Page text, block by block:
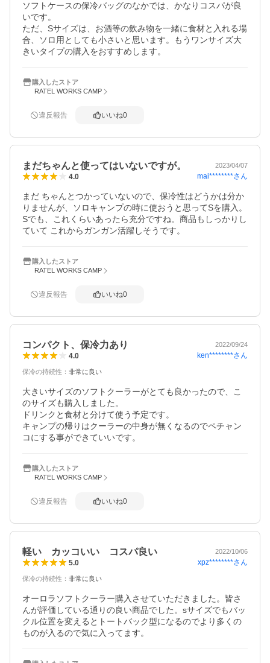
ソフトケースの保冷バッグのなかでは、かなりコスパが良
いです。
ただ、Sサイズは、お酒等の飲み物を一緒に食材と入れる場
合、ソロ用としても小さいと思います。もうワンサイズ大
きいタイプの購入をおすすめします。
購入したストア
RATEL WORKS CAMP
違反報告 いいね0
まだちゃんと使ってはいないですが。 2023/04/07
4.0 mai********さん
まだ ちゃんとつかっていないので、保冷性はどうかは分か
りませんが、ソロキャンプの時に使おうと思ってSを購入。
Sでも、これくらいあったら充分ですね。商品もしっかりし
ていて これからガンガン活躍しそうです。
購入したストア
RATEL WORKS CAMP
違反報告 いいね0
コンパクト、保冷力あり 2022/09/24
4.0 ken********さん
保冷の持続性 ： 非常に良い
大きいサイズのソフトクーラーがとても良かったので、こ
のサイズも購入しました。
ドリンクと食材と分けて使う予定です。
キャンプの帰りはクーラーの中身が無くなるのでペチャン
コにする事ができていいです。
購入したストア
RATEL WORKS CAMP
違反報告 いいね0
軽い カッコいい コスパ良い 2022/10/06
5.0 xpz********さん
保冷の持続性 ： 非常に良い
オーロラソフトクーラー購入させていただきました。皆さ
んが評価している通りの良い商品でした。sサイズでもバッ
クル位置を変えるとトートバック型になるのでより多くの
ものが入るので気に入ってます。